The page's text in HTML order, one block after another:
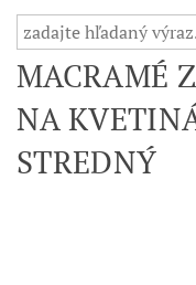
MACRAMÉ
NA
STREDNÝ